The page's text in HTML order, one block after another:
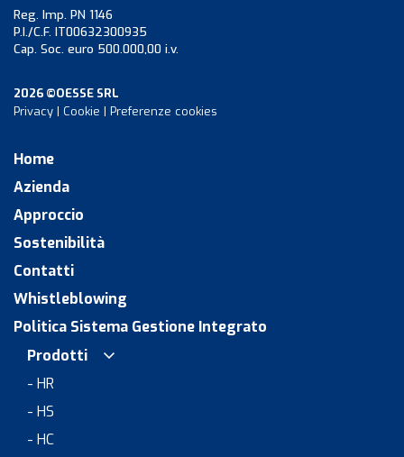
Reg. Imp. PN 1146
P.I./C.F. IT00632300935
Cap. Soc. euro 500.000,00 i.v.
2026 ©OESSE SRL
Privacy | Cookie | Preferenze cookies
Home
Azienda
Approccio
Sostenibilità
Contatti
Whistleblowing
Politica Sistema Gestione Integrato
Prodotti
- HR
- HS
- HC